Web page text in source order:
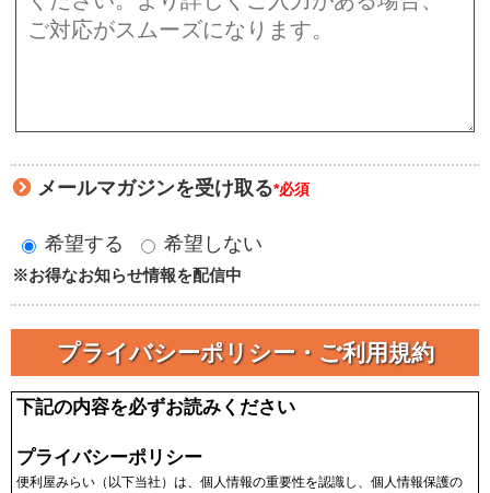
メールマガジンを受け取る*必須
希望する 希望しない
※お得なお知らせ情報を配信中
プライバシーポリシー・ご利用規約
下記の内容を必ずお読みください
プライバシーポリシー
便利屋みらい（以下当社）は、個人情報の重要性を認識し、個人情報保護の